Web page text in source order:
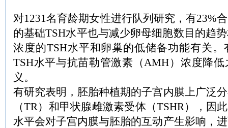
对1231名育龄期女性进行队列研究，有23%
的基础TSH水平也与减少卵母细胞数目的趋
浓度的TSH水平和卵巢的低储备功能有关
TSH水平与抗苗勒管激素（AMH）浓度降
义。
有研究表明，胚胎种植期的子宫内膜上广泛
（TR）和甲状腺雌激素受体（TSHR），因
水平会对子宫内膜与胚胎的互动产生影响，